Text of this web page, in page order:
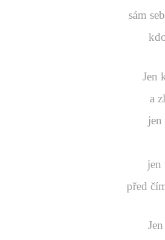
sám
Jen
a
jen
před